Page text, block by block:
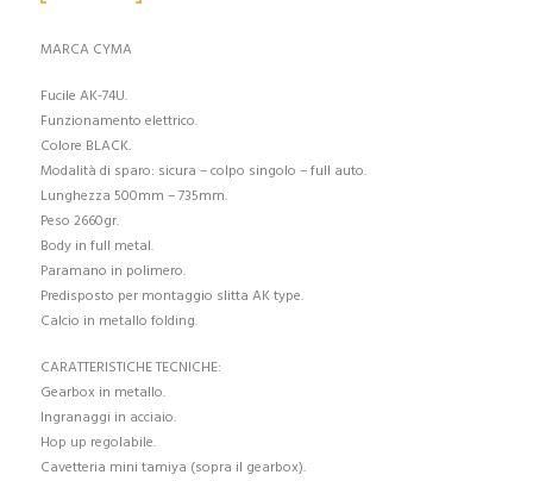
MARCA CYMA
Fucile AK-74U.
Funzionamento elettrico.
Colore BLACK.
Modalità di sparo: sicura – colpo singolo – full auto.
Lunghezza 500mm – 735mm.
Peso 2660gr.
Body in full metal.
Paramano in polimero.
Predisposto per montaggio slitta AK type.
Calcio in metallo folding.
CARATTERISTICHE TECNICHE:
Gearbox in metallo.
Ingranaggi in acciaio.
Hop up regolabile.
Cavetteria mini tamiya (sopra il gearbox).